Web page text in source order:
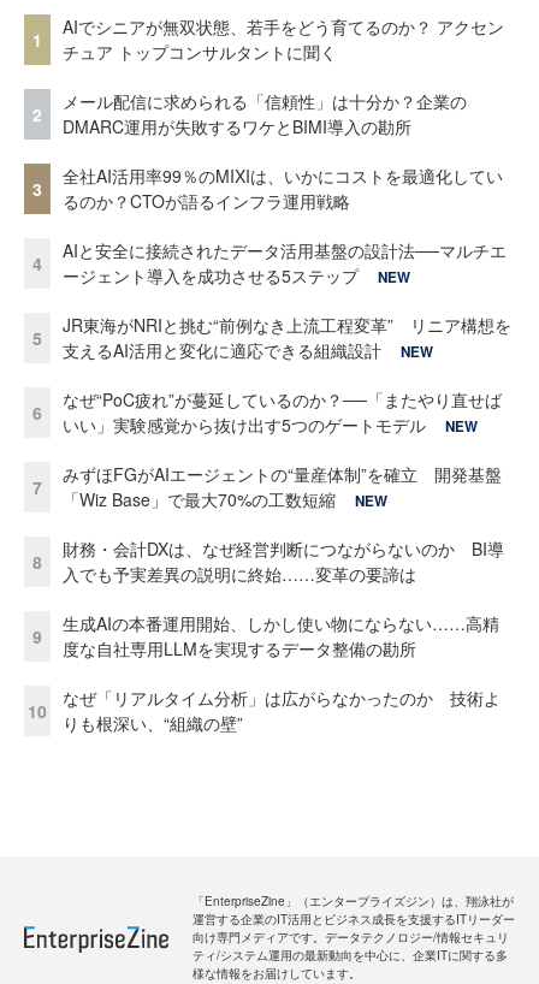
1
AIでシニアが無双状態、若手をどう育てるのか？ アクセン
チュア トップコンサルタントに聞く
2
メール配信に求められる「信頼性」は十分か？企業の
DMARC運用が失敗するワケとBIMI導入の勘所
3
全社AI活用率99％のMIXIは、いかにコストを最適化してい
るのか？CTOが語るインフラ運用戦略
4
AIと安全に接続されたデータ活用基盤の設計法──マルチエ
ージェント導入を成功させる5ステップ
NEW
5
JR東海がNRIと挑む“前例なき上流工程変革” リニア構想を
支えるAI活用と変化に適応できる組織設計
NEW
6
なぜ“PoC疲れ”が蔓延しているのか？──「またやり直せば
いい」実験感覚から抜け出す5つのゲートモデル
NEW
7
みずほFGがAIエージェントの“量産体制”を確立 開発基盤
「Wiz Base」で最大70%の工数短縮
NEW
8
財務・会計DXは、なぜ経営判断につながらないのか BI導
入でも予実差異の説明に終始……変革の要諦は
9
生成AIの本番運用開始、しかし使い物にならない……高精
度な自社専用LLMを実現するデータ整備の勘所
10
なぜ「リアルタイム分析」は広がらなかったのか 技術よ
りも根深い、“組織の壁”
「EnterpriseZine」（エンタープライズジン）は、翔泳社が
運営する企業のIT活用とビジネス成長を支援するITリーダー
向け専門メディアです。データテクノロジー/情報セキュリ
ティ/システム運用の最新動向を中心に、企業ITに関する多
様な情報をお届けしています。